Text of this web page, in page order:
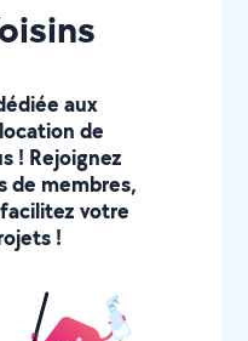
aux
de
! Rejoignez
de membres,
votre
!